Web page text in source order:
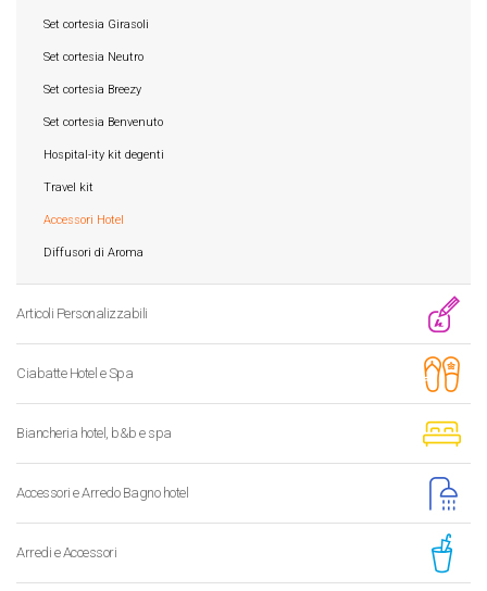
Set cortesia Girasoli
Set cortesia Neutro
Set cortesia Breezy
Set cortesia Benvenuto
Hospital-ity kit degenti
Travel kit
Accessori Hotel
Diffusori di Aroma
Articoli Personalizzabili
Ciabatte Hotel e Spa
Biancheria hotel, b&b e spa
Accessori e Arredo Bagno hotel
Arredi e Accessori